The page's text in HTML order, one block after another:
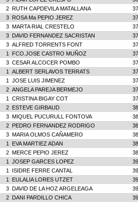
2 RUTH CAPDEVILA MATALLANA
3 ROSA Ma PEPIO JEREZ
3 MARTA RIAL CRESTELO
3 DAVID FERNANDEZ SACRISTAN
3 ALFRED TORRENTS FONT
1 FCO.JOSE CASTRO MUÑOZ
3 CESAR ALCOCER POMBO
1 ALBERT SERLAVOS TERRATS
1 JOSE LUIS JIMENEZ
2 ANGELA PAREJA BERMEJO
1 CRISTINA BIGAY COT
2 ESTEVE GIRBAUD
3 MIQUEL PUCURULL FONTOVA
2 PEDRO FERNANDEZ RODRIGO
3 MARIA OLMOS CAÑAMERO
1 EVA MARTIEZ ADAN
2 MERCE PEPIO JEREZ
1 JOSEP GARCES LOPEZ
1 ISIDRE FERRE CANTAL
1 EULALIA LORES UTZET
3 DAVID DE LA HOZ ARGELEAGA
2 DANI PARDILLO CHICA